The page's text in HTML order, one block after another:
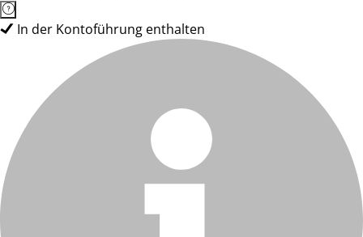
In der Kontoführung enthalten